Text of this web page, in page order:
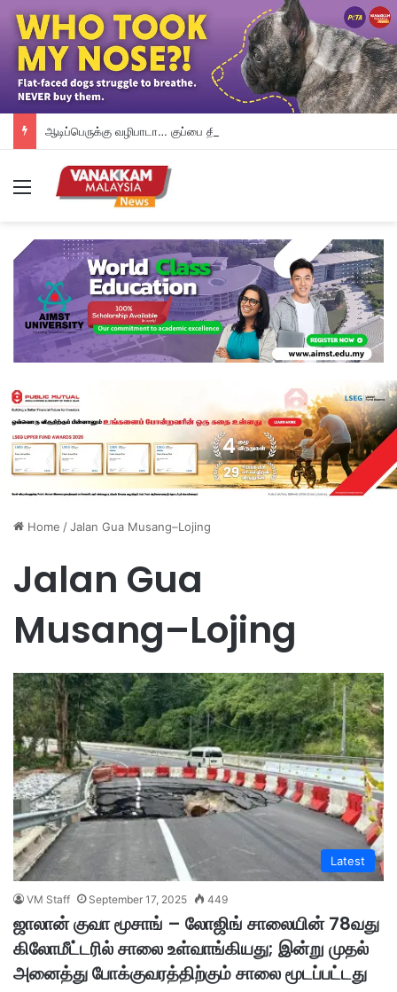
Menu
Home /Jalan Gua Musang–Lojing
Jalan Gua
Musang–Lojing
Latest
VM Staff September 17, 2025 449
ஜாலான் குவா மூசாங் – லோஜிங் சாலையின் 78வது
கிலோமீட்டரில் சாலை உள்வாங்கியது; இன்று முதல்
அனைத்து போக்குவரத்திற்கும் சாலை மூடப்பட்டது